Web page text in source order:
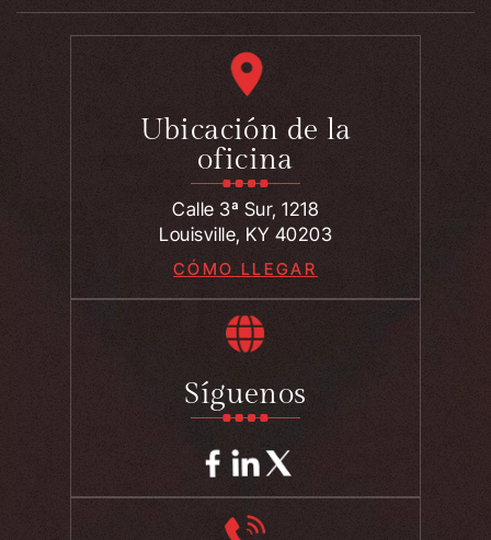
Ubicación de la
oficina
Calle 3ª Sur, 1218
Louisville, KY 40203
CÓMO LLEGAR
Síguenos